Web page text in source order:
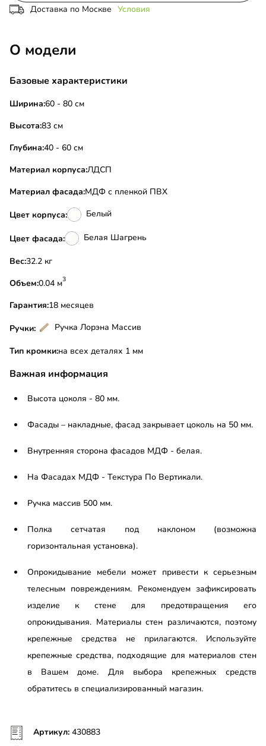
Доставка по Москве Условия
О модели
Базовые характеристики
Ширина:60 - 80 см
Высота:83 см
Глубина:40 - 60 см
Материал корпуса:ЛДСП
Материал фасада:МДФ с пленкой ПВХ
Цвет корпуса: Белый
Цвет фасада: Белая Шагрень
Вес:
32.2 кг
Объем:
0.04 м3
Гарантия:18 месяцев
Ручки: Ручка Лорэна Массив
Тип кромки:на всех деталях 1 мм
Важная информация
Высота цоколя - 80 мм.
Фасады – накладные, фасад закрывает цоколь на 50 мм.
Внутренняя сторона фасадов МДФ - белая.
На Фасадах МДФ - Текстура По Вертикали.
Ручка массив 500 мм.
Полка сетчатая под наклоном (возможна
горизонтальная установка).
Опрокидывание мебели может привести к серьезным
телесным повреждениям. Рекомендуем зафиксировать
изделие к стене для предотвращения его
опрокидывания. Материалы стен различаются, поэтому
крепежные средства не прилагаются. Используйте
крепежные средства, подходящие для материалов стен
в Вашем доме. Для выбора крепежных средств
обратитесь в специализированный магазин.
Артикул: 430883